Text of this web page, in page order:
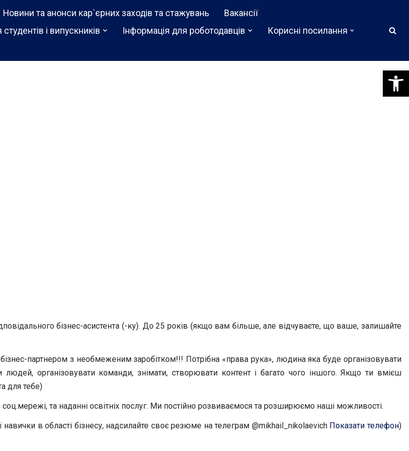
Новини та анонси кар`єрних заходів та стажувань
Вакансії
і випускників
Інформація для роботодавців
Корисні посилання
бізнес-асистента (-ку). До 25 років (якщо вам більше, але відчуваєте, що ваше, залишайте
партнером з необмеженим заробітком!!! Потрібна «права рука», людина яка буде організовувати
організовувати команди, знімати, створювати контент і багато чого іншого. Якщо ти вмієш
для тебе)
соц.мережі, та наданні освітніх послуг. Ми постійно розвиваємося та розширюємо наші можливості.
в області бізнесу, надсилайте своє резюме на телеграм @mikhail_nikolaevich Показати телефон)